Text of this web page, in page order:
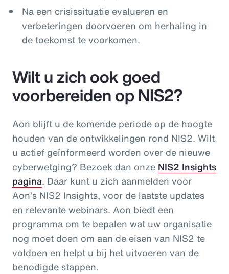
Na een crisissituatie evalueren en
verbeteringen doorvoeren om herhaling in
de toekomst te voorkomen.
Wilt u zich ook goed
voorbereiden op NIS2?
Aon blijft u de komende periode op de hoogte
houden van de ontwikkelingen rond NIS2. Wilt
u actief geïnformeerd worden over de nieuwe
cyberwetging? Bezoek dan onze NIS2 Insights
pagina. Daar kunt u zich aanmelden voor
Aon’s NIS2 Insights, voor de laatste updates
en relevante webinars. Aon biedt een
programma om te bepalen wat uw organisatie
nog moet doen om aan de eisen van NIS2 te
voldoen en helpt u bij het uitvoeren van de
benodigde stappen.